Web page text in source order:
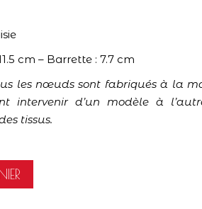
cm – Barrette : 7.7 cm
les nœuds sont fabriqués à la
intervenir d’un modèle à
tissus.